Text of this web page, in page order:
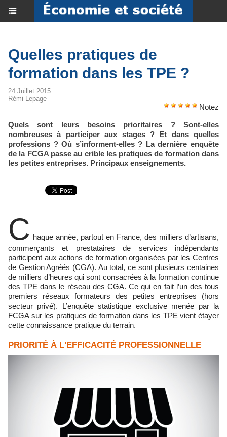
Quelles pratiques de
formation dans les TPE ?
24 Juillet 2015
Rémi Lepage
Notez
Quels sont leurs besoins prioritaires ? Sont-elles
nombreuses à participer aux stages ? Et dans quelles
professions ? Où s’informent-elles ? La dernière enquête
de la FCGA passe au crible les pratiques de formation dans
les petites entreprises. Principaux enseignements.
C haque année, partout en France, des milliers d’artisans,
commerçants et prestataires de services indépendants
participent aux actions de formation organisées par les Centres
de Gestion Agréés (CGA). Au total, ce sont plusieurs centaines
de milliers d’heures qui sont consacrées à la formation continue
des TPE dans le réseau des CGA. Ce qui en fait l’un des tous
premiers réseaux formateurs des petites entreprises (hors
secteur privé). L’enquête statistique exclusive menée par la
FCGA sur les pratiques de formation dans les TPE vient étayer
cette connaissance pratique du terrain.
PRIORITÉ À L'EFFICACITÉ PROFESSIONNELLE